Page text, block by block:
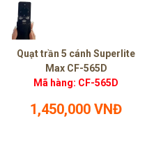
Quạt trần 5 cánh Superlite
Max CF-565D
Mã hàng: CF-565D
1,450,000 VNĐ